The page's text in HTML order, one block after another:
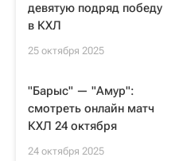
девятую подряд победу
в КХЛ
25 октября 2025
"Барыс" — "Амур":
смотреть онлайн матч
КХЛ 24 октября
24 октября 2025